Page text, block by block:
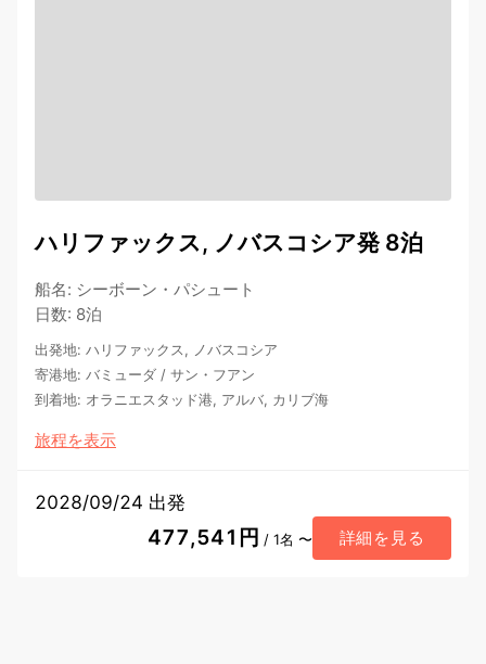
ハリファックス, ノバスコシア発 8泊
船名: シーボーン・パシュート
日数: 8泊
出発地: ハリファックス, ノバスコシア
寄港地: バミューダ / サン・フアン
到着地: オラニエスタッド港, アルバ, カリブ海
旅程を表示
2028/09/24 出発
477,541円 / 1名 〜 詳細を見る